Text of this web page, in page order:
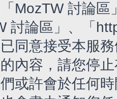
MozTW 討論
討論區」、「
同意接受本服
內容，請您停
或許會於任何